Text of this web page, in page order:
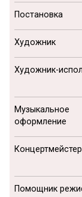
Постановка
Художник
Художник-
Музыкальное
оформление
Концертмейстер
Помощник